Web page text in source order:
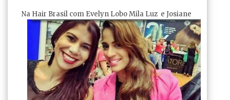
Na Hair Brasil com Evelyn Lobo Mila Luz e Josiane